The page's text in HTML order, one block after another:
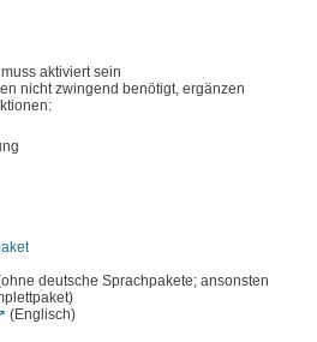
aktiviert sein
nicht zwingend benötigt, ergänzen
deutsche Sprachpakete; ansonsten
(Englisch)